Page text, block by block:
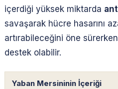
içerdiği yüksek miktarda
savaşarak hücre hasarını
artırabileceğini öne
destek olabilir.
Yaban Mersininin İçeriği